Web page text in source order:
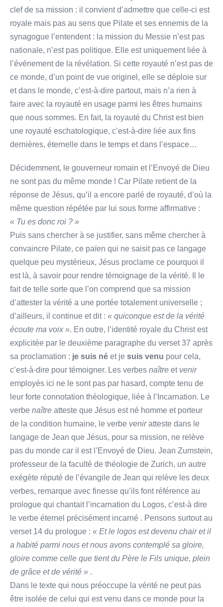
clef de sa mission : il convient d’admettre que celle-ci est
royale mais pas au sens que Pilate et ses ennemis de la
synagogue l’entendent : la mission du Messie n’est pas
nationale, n’est pas politique. Elle est uniquement liée à
l’événement de la révélation. Si cette royauté n’est pas de
ce monde, d’un point de vue originel, elle se déploie sur
et dans le monde, c’est-à-dire partout, mais n’a rien à
faire avec la royauté en usage parmi les êtres humains
que nous sommes. En fait, la royauté du Christ est bien
une royauté eschatologique, c’est-à-dire liée aux fins
dernières, éternelle dans le temps et dans l’espace…
Décidemment, le gouverneur romain et l’Envoyé de Dieu
ne sont pas du même monde ! Car Pilate retient de la
réponse de Jésus, qu’il a encore parlé de royauté, d’où la
même question répétée par lui sous forme affirmative :
« Tu es donc roi ? »
Puis sans chercher à se justifier, sans même chercher à
convaincre Pilate, ce païen qui ne saisit pas ce langage
quelque peu mystérieux, Jésus proclame ce pourquoi il
est là, à savoir pour rendre témoignage de la vérité. Il le
fait de telle sorte que l’on comprend que sa mission
d’attester la vérité a une portée totalement universelle ;
d’ailleurs, il continue et dit : « quiconque est de la vérité
écoute ma voix ». En outre, l’identité royale du Christ est
explicitée par le deuxième paragraphe du verset 37 après
sa proclamation : je suis né et je suis venu pour cela,
c’est-à-dire pour témoigner. Les verbes naître et venir
employés ici ne le sont pas par hasard, compte tenu de
leur forte connotation théologique, liée à l’Incarnation. Le
verbe naître atteste que Jésus est né homme et porteur
de la condition humaine, le verbe veniratteste dans le
langage de Jean que Jésus, pour sa mission, ne relève
pas du monde car il est l’Envoyé de Dieu. Jean Zumstein,
professeur de la faculté de théologie de Zurich, un autre
exégète réputé de l’évangile de Jean qui relève les deux
verbes, remarque avec finesse qu’ils font référence au
prologue qui chantait l’incarnation du Logos, c’est-à dire
le verbe éternel précisément incarné . Pensons surtout au
verset 14 du prologue : « Et le logos est devenu chair et il
a habité parmi nous et nous avons contemplé sa gloire,
gloire comme celle que tient du Père le Fils unique, plein
de grâce et de vérité » .
Dans le texte qui nous préoccupe la vérité ne peut pas
être isolée de celui qui est venu dans ce monde pour la